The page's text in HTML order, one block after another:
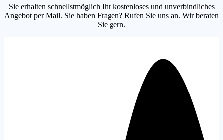
Sie erhalten schnellstmöglich Ihr kostenloses und unverbindliches
Angebot per Mail. Sie haben Fragen? Rufen Sie uns an. Wir beraten
Sie gern.